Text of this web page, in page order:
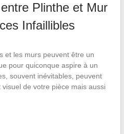
Plinthe et Mur
Infaillibles
et les murs peuvent être un
pour quiconque aspire à un
souvent inévitables, peuvent
visuel de votre pièce mais aussi